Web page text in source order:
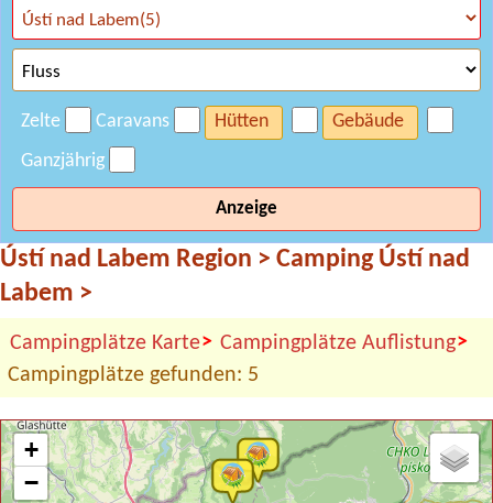
Zelte Caravans Hütten
Gebäude
Ganzjährig
Anzeige
Ústí nad Labem Region > Camping Ústí nad
Labem >
Campingplätze Karte> Campingplätze Auflistung>
Campingplätze gefunden: 5
+
−